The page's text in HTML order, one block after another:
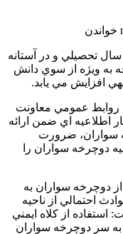
خواندن
سال تحصيلي و در آستانه
به ويژه از سوي دانش
افزايش مي يابد.
روابط عمومي معاونت
اطلاعيه اي ضمن ارائه
سواران، ضرورت
دوچرخه سواران را
از دوچرخه سواران به
احتمالي از ناحيه
از كلاه ايمني
به سر دوچرخه سواران